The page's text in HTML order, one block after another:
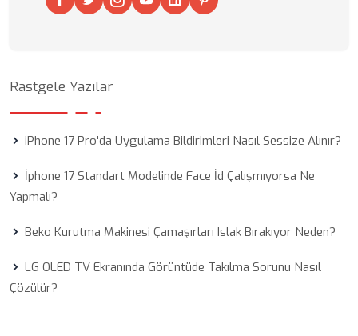
Rastgele Yazılar
iPhone 17 Pro'da Uygulama Bildirimleri Nasıl Sessize Alınır?
İphone 17 Standart Modelinde Face İd Çalışmıyorsa Ne
Yapmalı?
Beko Kurutma Makinesi Çamaşırları Islak Bırakıyor Neden?
LG OLED TV Ekranında Görüntüde Takılma Sorunu Nasıl
Çözülür?